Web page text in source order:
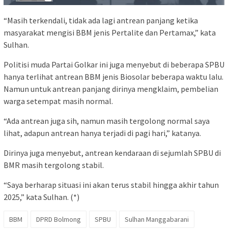
“Masih terkendali, tidak ada lagi antrean panjang ketika
masyarakat mengisi BBM jenis Pertalite dan Pertamax,” kata
Sulhan.
Politisi muda Partai Golkar ini juga menyebut di beberapa SPBU
hanya terlihat antrean BBM jenis Biosolar beberapa waktu lalu.
Namun untuk antrean panjang dirinya mengklaim, pembelian
warga setempat masih normal.
“Ada antrean juga sih, namun masih tergolong normal saya
lihat, adapun antrean hanya terjadi di pagi hari,” katanya.
Dirinya juga menyebut, antrean kendaraan di sejumlah SPBU di
BMR masih tergolong stabil.
“Saya berharap situasi ini akan terus stabil hingga akhir tahun
2025,” kata Sulhan. (*)
BBM DPRD Bolmong SPBU Sulhan Manggabarani